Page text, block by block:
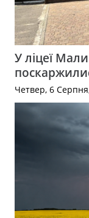
У ліцеї
Четвер, 6